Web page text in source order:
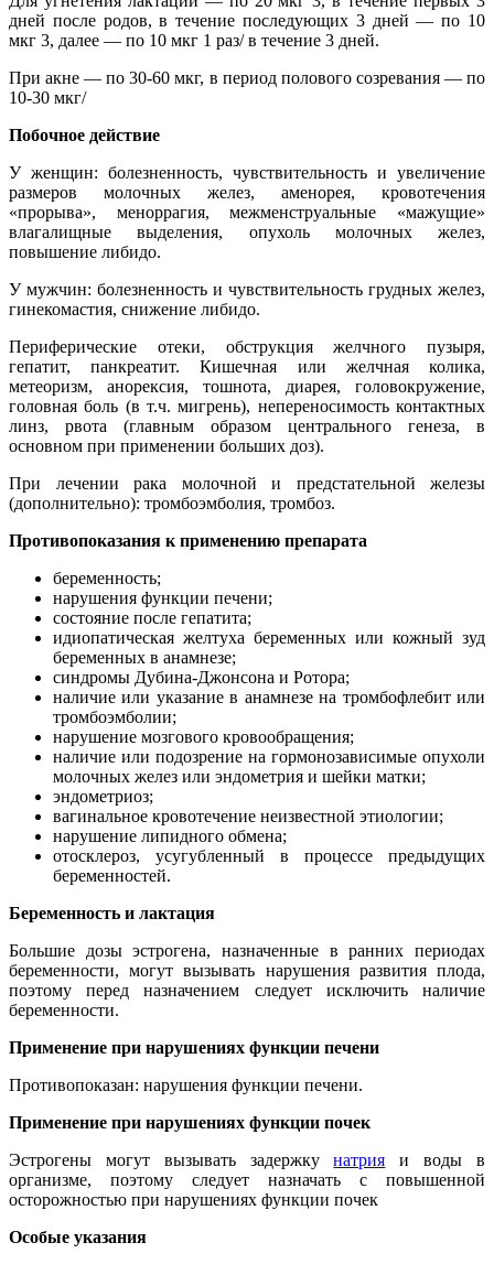
дней после родов, в течение последующих 3 дней — по 10
мкг 3, далее — по 10 мкг 1 раз/ в течение 3 дней.
При акне — по 30-60 мкг, в период полового созревания — по
10-30 мкг/
Побочное действие
У женщин: болезненность, чувствительность и увеличение
размеров молочных желез, аменорея, кровотечения
«прорыва», меноррагия, межменструальные «мажущие»
влагалищные выделения, опухоль молочных желез,
повышение либидо.
У мужчин: болезненность и чувствительность грудных желез,
гинекомастия, снижение либидо.
Периферические отеки, обструкция желчного пузыря,
гепатит, панкреатит. Кишечная или желчная колика,
метеоризм, анорексия, тошнота, диарея, головокружение,
головная боль (в т.ч. мигрень), непереносимость контактных
линз, рвота (главным образом центрального генеза, в
основном при применении больших доз).
При лечении рака молочной и предстательной железы
(дополнительно): тромбоэмболия, тромбоз.
Противопоказания к применению препарата
беременность;
нарушения функции печени;
состояние после гепатита;
идиопатическая желтуха беременных или кожный зуд
беременных в анамнезе;
синдромы Дубина-Джонсона и Ротора;
наличие или указание в анамнезе на тромбофлебит или
тромбоэмболии;
нарушение мозгового кровообращения;
наличие или подозрение на гормонозависимые опухоли
молочных желез или эндометрия и шейки матки;
эндометриоз;
вагинальное кровотечение неизвестной этиологии;
нарушение липидного обмена;
отосклероз, усугубленный в процессе предыдущих
беременностей.
Беременность и лактация
Большие дозы эстрогена, назначенные в ранних периодах
беременности, могут вызывать нарушения развития плода,
поэтому перед назначением следует исключить наличие
беременности.
Применение при нарушениях функции печени
Противопоказан: нарушения функции печени.
Применение при нарушениях функции почек
Эстрогены могут вызывать задержкунатрия и воды в
организме, поэтому следует назначать с повышенной
осторожностью при нарушениях функции почек
Особые указания